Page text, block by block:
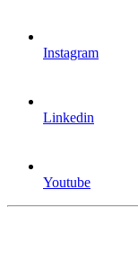
Instagram
Linkedin
Youtube